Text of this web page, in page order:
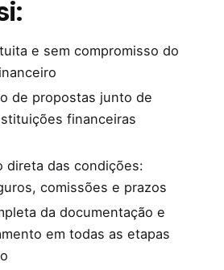
e sem compromisso do
de propostas junto de
financeiras
direta das condições:
comissões e prazos
da documentação e
em todas as etapas